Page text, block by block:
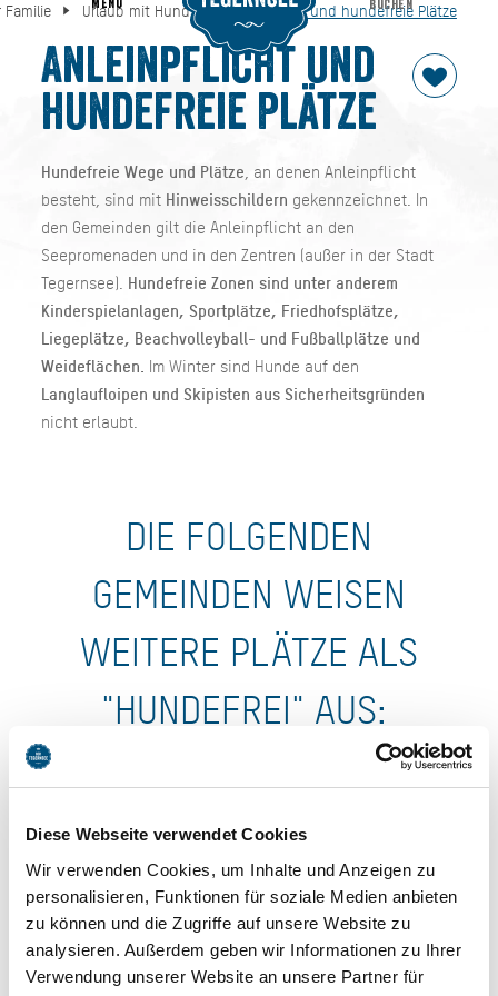
Diese Webseite verwendet Cookies
Wir verwenden Cookies, um Inhalte und Anzeigen zu
personalisieren, Funktionen für soziale Medien anbieten
zu können und die Zugriffe auf unsere Website zu
analysieren. Außerdem geben wir Informationen zu Ihrer
Verwendung unserer Website an unsere Partner für
Familie Urlaub mit Hund Anleinpflicht und hundefreie Plätze
Anleinpflicht und
hundefreie Plätze
Hundefreie Wege und Plätze, an denen Anleinpflicht
besteht, sind mit Hinweisschildern gekennzeichnet. In
den Gemeinden gilt die Anleinpflicht an den
Seepromenaden und in den Zentren (außer in der Stadt
Tegernsee). Hundefreie Zonen sind unter anderem
Kinderspielanlagen, Sportplätze, Friedhofsplätze,
Liegeplätze, Beachvolleyball- und Fußballplätze und
Weideflächen. Im Winter sind Hunde auf den
Langlaufloipen und Skipisten aus Sicherheitsgründen
nicht erlaubt.
DIE FOLGENDEN
GEMEINDEN WEISEN
WEITERE PLÄTZE ALS
"HUNDEFREI" AUS:
Kreuth:
Es gibt einen hundefreien Weg auf der Ostseite
und auf der Westseite vom Zentrum Kreuth bis Wildbad
Ihren Hund zukommen, empfiehlt es sich, ihn von der
Leine zu befreien und die Tierherde weiträumig zu
umgehen.
Bad Wiessee:Zu den hundefreien Plätzen gehören die so
Familie Urlaub mit Hund Anleinpflicht und hundefreie Plätze
MENU BUCHEN